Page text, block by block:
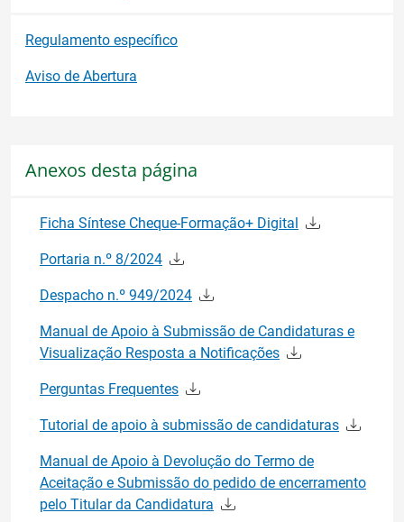
Regulamento específico
Aviso de Abertura
Anexos desta página
Ficha Síntese Cheque-Formação+ Digital
Portaria n.º 8/2024
Despacho n.º 949/2024
Manual de Apoio à Submissão de Candidaturas e
Visualização Resposta a Notificações
Perguntas Frequentes
Tutorial de apoio à submissão de candidaturas
Manual de Apoio à Devolução do Termo de
Aceitação e Submissão do pedido de encerramento
pelo Titular da Candidatura